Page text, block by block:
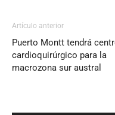
Artículo anterior
Puerto Montt tendrá
cardioquirúrgico para la
macrozona sur austral